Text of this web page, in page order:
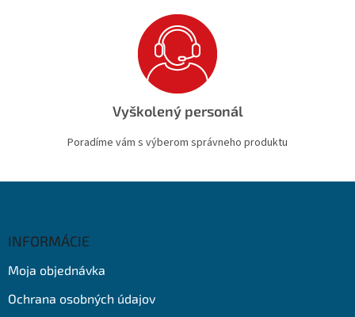
Vyškolený personál
Poradíme vám s výberom správneho produktu
INFORMÁCIE
Moja objednávka
Ochrana osobných údajov